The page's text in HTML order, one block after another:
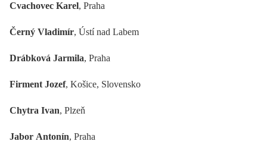
Cvachovec Karel, Praha
Černý Vladimír, Ústí nad Labem
Drábková Jarmila, Praha
Firment Jozef, Košice, Slovensko
Chytra Ivan, Plzeň
Jabor Antonín, Praha